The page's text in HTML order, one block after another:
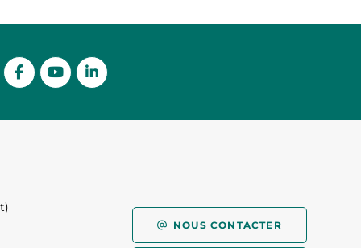
NOUS CONTACTER